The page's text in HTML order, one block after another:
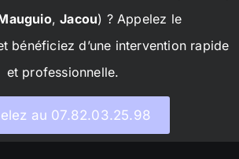
,Jacou) ? Appelez le
bénéficiez d’une intervention rapide
et professionnelle.
au 07.82.03.25.98